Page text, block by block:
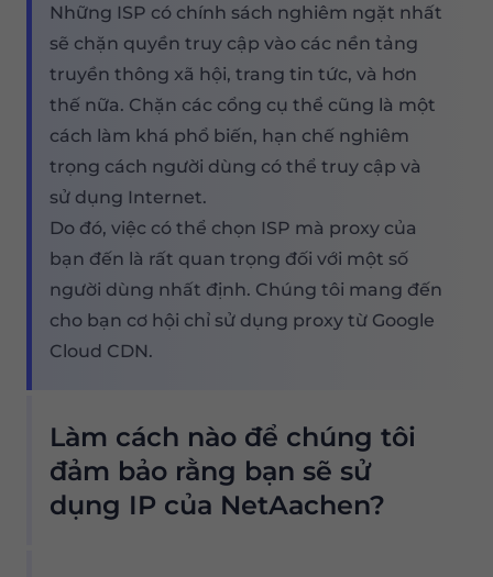
Những ISP có chính sách nghiêm ngặt nhất
sẽ chặn quyền truy cập vào các nền tảng
truyền thông xã hội, trang tin tức, và hơn
thế nữa. Chặn các cổng cụ thể cũng là một
cách làm khá phổ biến, hạn chế nghiêm
trọng cách người dùng có thể truy cập và
sử dụng Internet.
Do đó, việc có thể chọn ISP mà proxy của
bạn đến là rất quan trọng đối với một số
người dùng nhất định. Chúng tôi mang đến
cho bạn cơ hội chỉ sử dụng proxy từ Google
Cloud CDN.
Làm cách nào để chúng tôi
đảm bảo rằng bạn sẽ sử
dụng IP của NetAachen?